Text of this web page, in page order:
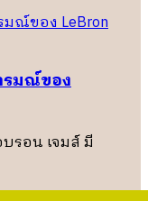
รมณ์ของ
รอน เจมส์ มี